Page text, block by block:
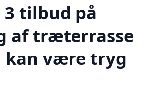
3 tilbud på
af træterrasse
kan være tryg